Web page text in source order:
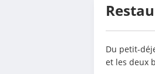
Du petit-
et les deux